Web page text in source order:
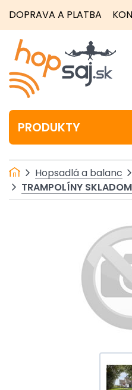
DOPRAVA A PLATBA
PRODUKTY
Hopsadlá a balanc
TRAMPOLÍNY SKLADOM